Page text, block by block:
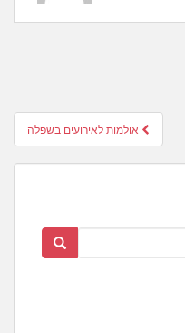
אולמות לאירועים בשפלה